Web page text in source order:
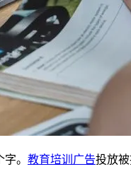
。 教育培训广告投放